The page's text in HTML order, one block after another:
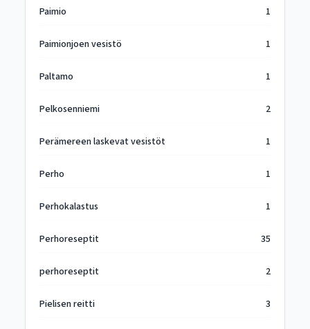
Paimio 1
Paimionjoen vesistö 1
Paltamo 1
Pelkosenniemi 2
Perämereen laskevat vesistöt 1
Perho 1
Perhokalastus 1
Perhoreseptit 35
perhoreseptit 2
Pielisen reitti 3